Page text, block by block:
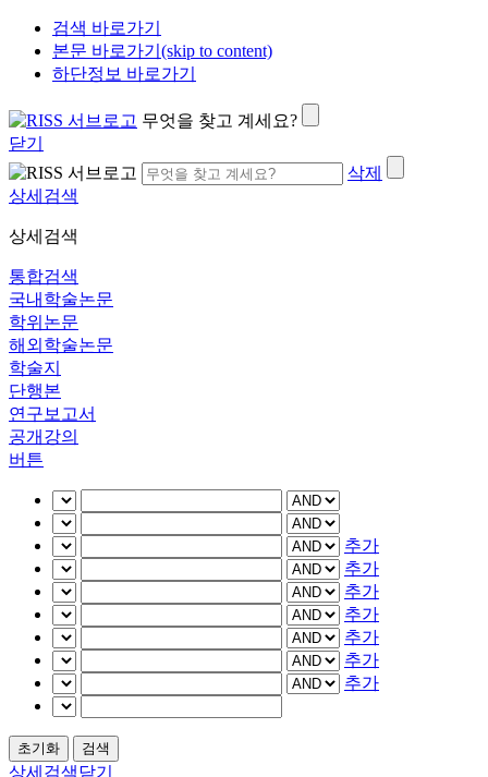
검색 바로가기
본문 바로가기(skip to content)
하단정보 바로가기
무엇을 찾고 계세요?
닫기
삭제
상세검색
상세검색
통합검색
국내학술논문
학위논문
해외학술논문
학술지
단행본
연구보고서
공개강의
버튼
추가
추가
추가
추가
추가
추가
추가
상세검색닫기